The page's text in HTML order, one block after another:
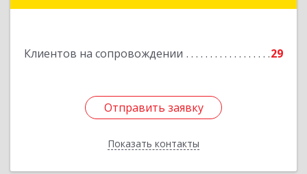
Клиентов на сопровождении 29
Отправить заявку
Показать контакты
Отправить заявку
Назад